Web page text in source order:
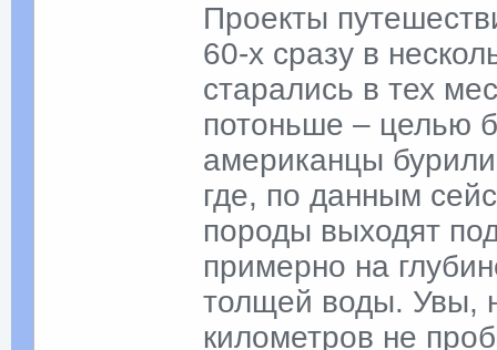
Проекты
60-х сразу в
старались в тех
потоньше – целью
американцы
где, по данным
породы выходят
примерно на
толщей воды. Увы,
километров не